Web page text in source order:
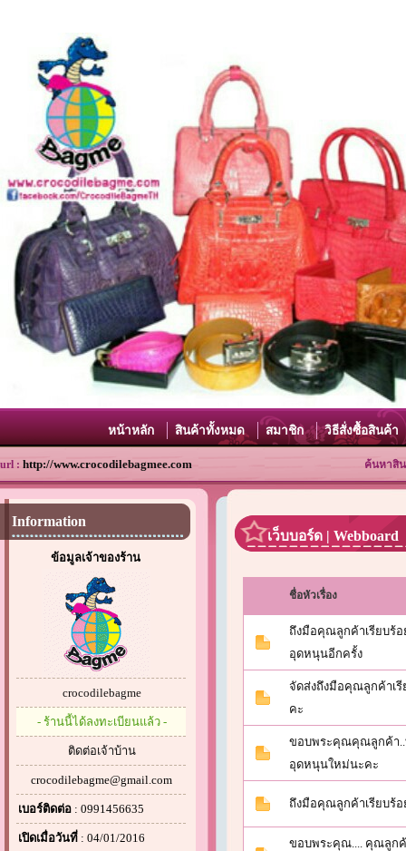
หน้าหลัก สินค้าทั้งหมด สมาชิก วิธีสั่งซื้อสินค้า
url : http://www.crocodilebagmee.com ค้นหาสิ
Information
ข้อมูลเจ้าของร้าน
crocodilebagme
- ร้านนี้ได้ลงทะเบียนแล้ว -
ติดต่อเจ้าบ้าน
crocodilebagme@gmail.com
เบอร์ติดต่อ : 0991456635
เปิดเมื่อวันที่ : 04/01/2016
เว็บบอร์ด | Webboard
ชื่อหัวเรื่อง
ถึงมือคุณลูกค้าเรียบร้
อุดหนุนอีกครั้ง
จัดส่งถึงมือคุณลูกค้าเ
คะ
ขอบพระคุณคุณลูกค้า..
อุดหนุนใหม่นะคะ
ถึงมือคุณลูกค้าเรียบร้
ขอบพระคุณ.... คุณลูก